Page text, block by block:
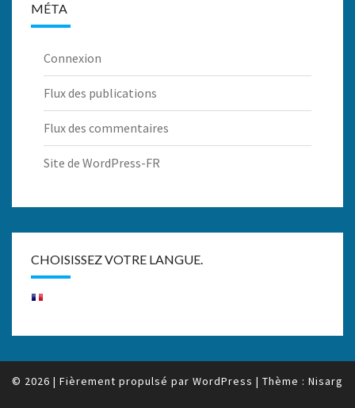
MÉTA
Connexion
Flux des publications
Flux des commentaires
Site de WordPress-FR
CHOISISSEZ VOTRE LANGUE.
© 2026 | Fièrement propulsé par WordPress | Thème : Nisarg